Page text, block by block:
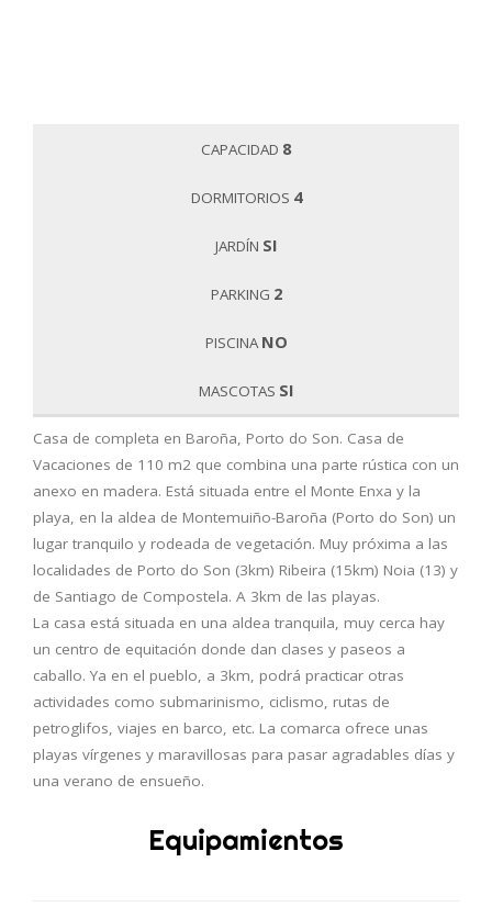
CAPACIDAD 8
DORMITORIOS 4
JARDÍN SI
PARKING 2
PISCINANO
MASCOTAS SI
Casa de completa en Baroña, Porto do Son. Casa de
Vacaciones de 110 m2 que combina una parte rústica con un
anexo en madera. Está situada entre el Monte Enxa y la
playa, en la aldea de Montemuiño-Baroña (Porto do Son) un
lugar tranquilo y rodeada de vegetación. Muy próxima a las
localidades de Porto do Son (3km) Ribeira (15km) Noia (13) y
de Santiago de Compostela. A 3km de las playas.
La casa está situada en una aldea tranquila, muy cerca hay
un centro de equitación donde dan clases y paseos a
caballo. Ya en el pueblo, a 3km, podrá practicar otras
actividades como submarinismo, ciclismo, rutas de
petroglifos, viajes en barco, etc. La comarca ofrece unas
playas vírgenes y maravillosas para pasar agradables días y
una verano de ensueño.
Equipamientos